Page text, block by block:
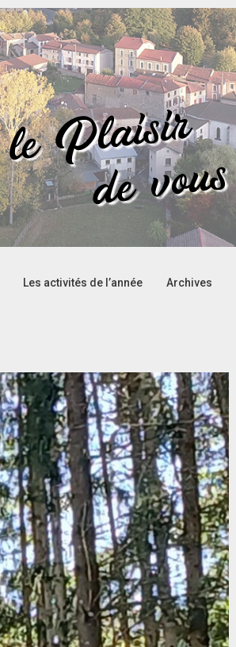
Les activités de l’année Archives